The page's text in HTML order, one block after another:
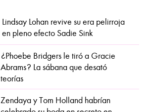
Lindsay Lohan revive su era pelirroja
en pleno efecto Sadie Sink
¿Phoebe Bridgers le tiró a Gracie
Abrams? La sábana que desató
teorías
Zendaya y Tom Holland habrían